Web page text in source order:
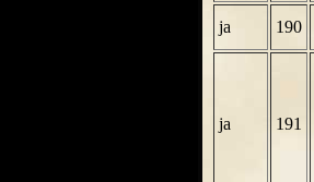
ja 190
ja 191